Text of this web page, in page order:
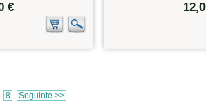
€
8 Seguinte >>